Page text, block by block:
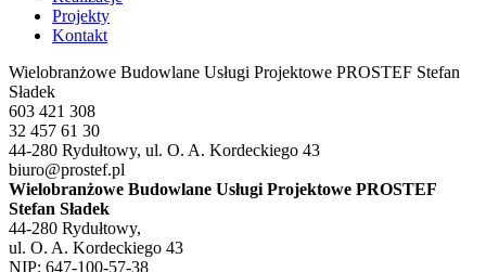
Projekty
Kontakt
Wielobranżowe Budowlane Usługi Projektowe PROSTEF Stefan
Sładek
603 421 308
32 457 61 30
44-280 Rydułtowy, ul. O. A. Kordeckiego 43
biuro@prostef.pl
Wielobranżowe Budowlane Usługi Projektowe PROSTEF
Stefan Sładek
44-280 Rydułtowy,
ul. O. A. Kordeckiego 43
NIP: 647-100-57-38